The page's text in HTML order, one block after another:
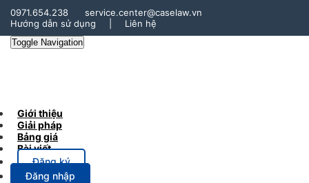
0971.654.238
service.center@caselaw.vn
Hướng dẫn sử dụng
Liên hệ
Toggle Navigation
Giới thiệu
Giải pháp
Bảng giá
Bài viết
Đăng ký
Đăng nhập